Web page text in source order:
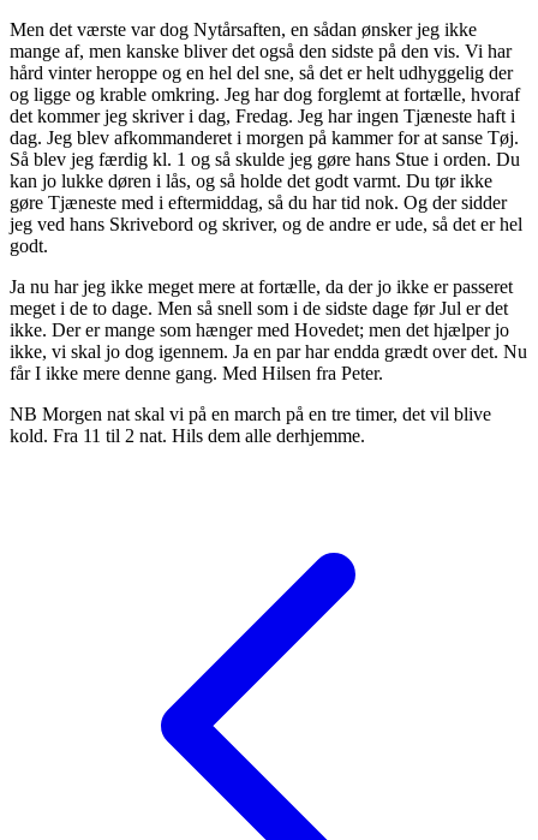
Men det værste var dog Nytårsaften, en sådan ønsker jeg ikke
mange af, men kanske bliver det også den sidste på den vis. Vi har
hård vinter heroppe og en hel del sne, så det er helt udhyggelig der
og ligge og krable omkring. Jeg har dog forglemt at fortælle, hvoraf
det kommer jeg skriver i dag, Fredag. Jeg har ingen Tjæneste haft i
dag. Jeg blev afkommanderet i morgen på kammer for at sanse Tøj.
Så blev jeg færdig kl. 1 og så skulde jeg gøre hans Stue i orden. Du
kan jo lukke døren i lås, og så holde det godt varmt. Du tør ikke
gøre Tjæneste med i eftermiddag, så du har tid nok. Og der sidder
jeg ved hans Skrivebord og skriver, og de andre er ude, så det er hel
godt.
Ja nu har jeg ikke meget mere at fortælle, da der jo ikke er passeret
meget i de to dage. Men så snell som i de sidste dage før Jul er det
ikke. Der er mange som hænger med Hovedet; men det hjælper jo
ikke, vi skal jo dog igennem. Ja en par har endda grædt over det. Nu
får I ikke mere denne gang. Med Hilsen fra Peter.
NB Morgen nat skal vi på en march på en tre timer, det vil blive
kold. Fra 11 til 2 nat. Hils dem alle derhjemme.